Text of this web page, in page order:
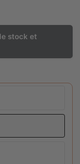
stock et